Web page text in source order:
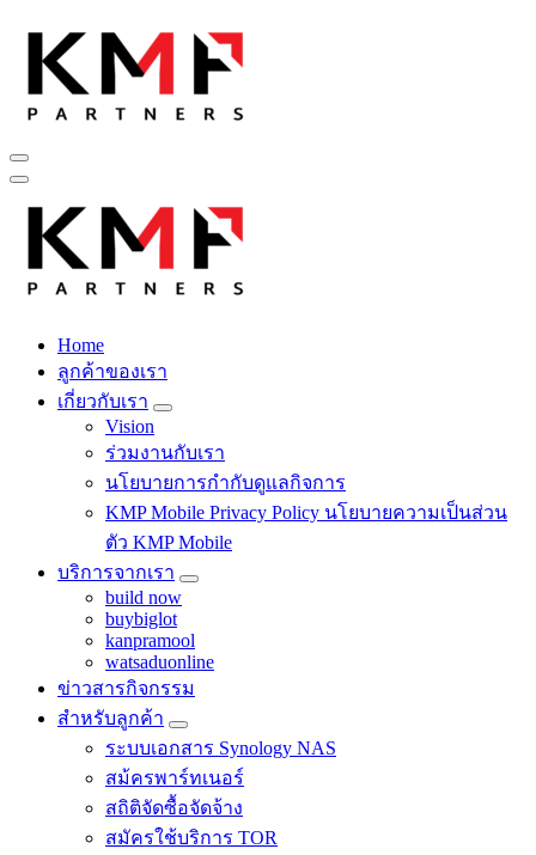
content
Fintech สำหรับวงการรับเหมาก่อสร้าง สู่อนาคตที่ดีกว่าไปพร้อม
กับเรา เพราะโอกาสรอไม่ได้
Fintech สำหรับวงการรับเหมาก่อสร้าง สู่อนาคตที่ดีกว่าไปพร้อม
กับเรา เพราะโอกาสรอไม่ได้
Home
ลูกค้าของเรา
เกี่ยวกับเรา
Vision
ร่วมงานกับเรา
นโยบายการกำกับดูแลกิจการ
KMP Mobile Privacy Policy นโยบายความเป็นส่วน
ตัว KMP Mobile
บริการจากเรา
build now
buybiglot
kanpramool
watsaduonline
ข่าวสารกิจกรรม
สำหรับลูกค้า
ระบบเอกสาร Synology NAS
สม้ครพาร์ทเนอร์
สถิติจัดซื้อจัดจ้าง
สมัครใช้บริการ TOR